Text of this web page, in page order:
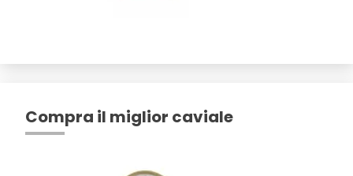
Compra il miglior caviale